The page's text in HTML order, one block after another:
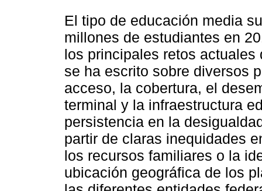
El tipo de educación media
millones de estudiantes en
los principales retos
se ha escrito sobre diversos
acceso, la cobertura, el
terminal y la infraestructura
persistencia en la
partir de claras inequidades
los recursos familiares o la
ubicación geográfica de los